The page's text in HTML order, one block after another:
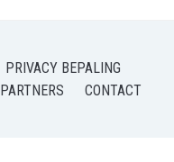
PRIVACY BEPALING
PARTNERS CONTACT